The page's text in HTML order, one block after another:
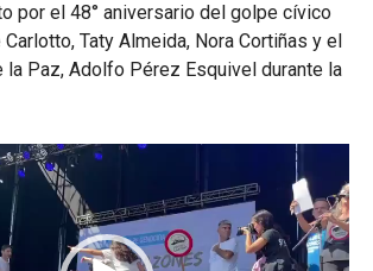
por el 48° aniversario del golpe cívico
Taty Almeida, Nora Cortiñas y el
la Paz, Adolfo Pérez Esquivel durante la